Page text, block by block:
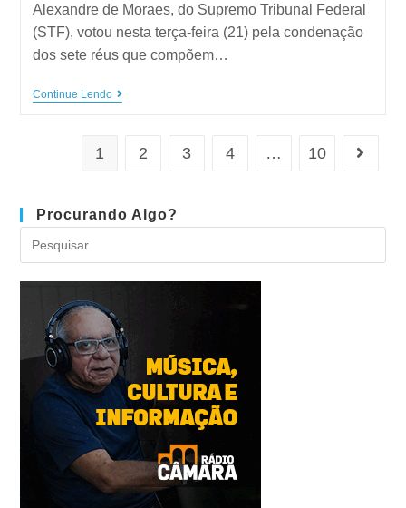
Alexandre de Moraes, do Supremo Tribunal Federal
(STF), votou nesta terça-feira (21) pela condenação
dos sete réus que compõem…
Continue Lendo
1 2 3 4 … 10
Procurando Algo?